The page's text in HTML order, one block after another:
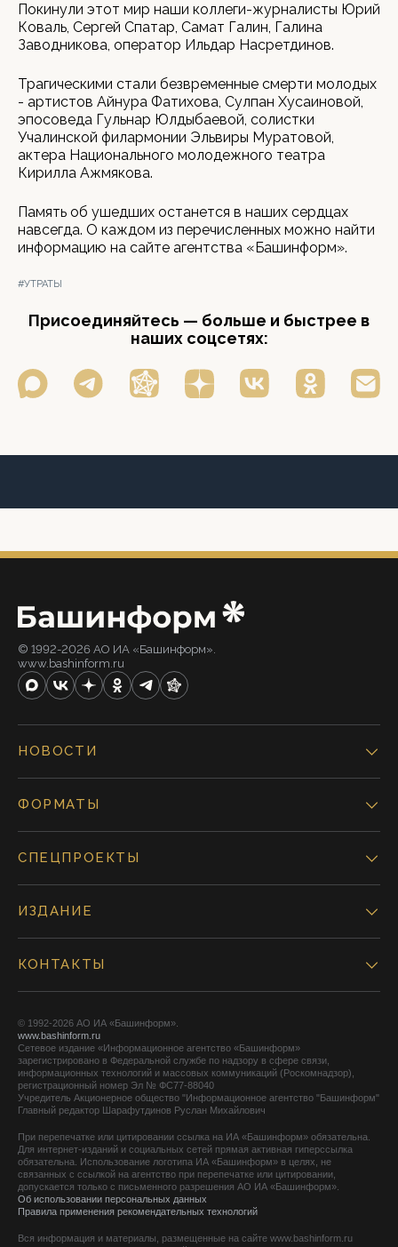
Покинули этот мир наши коллеги-журналисты Юрий
Коваль, Сергей Спатар, Самат Галин, Галина
Заводникова, оператор Ильдар Насретдинов.
Трагическими стали безвременные смерти молодых
- артистов Айнура Фатихова, Сулпан Хусаиновой,
эпосоведа Гульнар Юлдыбаевой, солистки
Учалинской филармонии Эльвиры Муратовой,
актера Национального молодежного театра
Кирилла Ажмякова.
Память об ушедших останется в наших сердцах
навсегда. О каждом из перечисленных можно найти
информацию на сайте агентства «Башинформ».
#УТРАТЫ
Присоединяйтесь — больше и быстрее в
наших соцсетях:
© 1992-2026 АО ИА «Башинформ».
www.bashinform.ru
НОВОСТИ
ФОРМАТЫ
СПЕЦПРОЕКТЫ
ИЗДАНИЕ
КОНТАКТЫ
© 1992-2026 АО ИА «Башинформ».
www.bashinform.ru
Сетевое издание «Информационное агентство «Башинформ»
зарегистрировано в Федеральной службе по надзору в сфере связи,
информационных технологий и массовых коммуникаций (Роскомнадзор),
регистрационный номер Эл № ФС77-88040
Учредитель Акционерное общество "Информационное агентство "Башинформ"
Главный редактор Шарафутдинов Руслан Михайлович
При перепечатке или цитировании ссылка на ИА «Башинформ» обязательна.
Для интернет-изданий и социальных сетей прямая активная гиперссылка
обязательна. Использование логотипа ИА «Башинформ» в целях, не
связанных с ссылкой на агентство при перепечатке или цитировании,
допускается только с письменного разрешения АО ИА «Башинформ».
Об использовании персональных данных
Правила применения рекомендательных технологий
Вся информация и материалы, размещенные на сайте www.bashinform.ru